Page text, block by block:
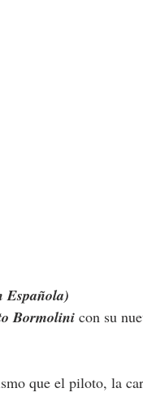
Española)
Bormolini con su
que el piloto, la